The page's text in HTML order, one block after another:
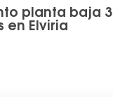
planta baja 3
en Elviria